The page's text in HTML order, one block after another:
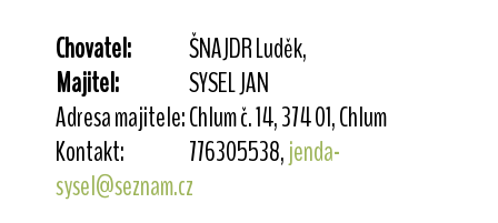
Chovatel:
ŠNAJDR Luděk,
Majitel:
SYSEL JAN
Adresa majitele:Chlum č. 14, 374 01, Chlum
Kontakt:
776305538,jenda-
sysel@seznam.cz